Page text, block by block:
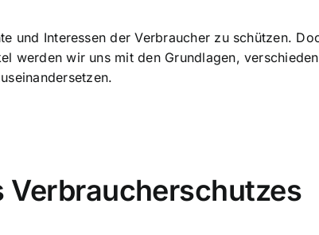
und Interessen der Verbraucher zu schützen.
werden wir uns mit den Grundlagen,
Verbraucherschutzes